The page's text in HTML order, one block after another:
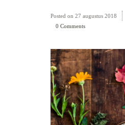
Posted on 27 augustus 2018
0 Comments